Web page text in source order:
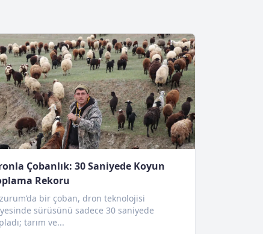
Çobanlık: 30 Saniyede Koyun
Rekoru
bir çoban, dron teknolojisi
sürüsünü sadece 30 saniyede
tarım ve...